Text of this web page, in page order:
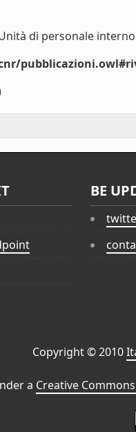
di personale
BE
Copyright © 2010
a Creative